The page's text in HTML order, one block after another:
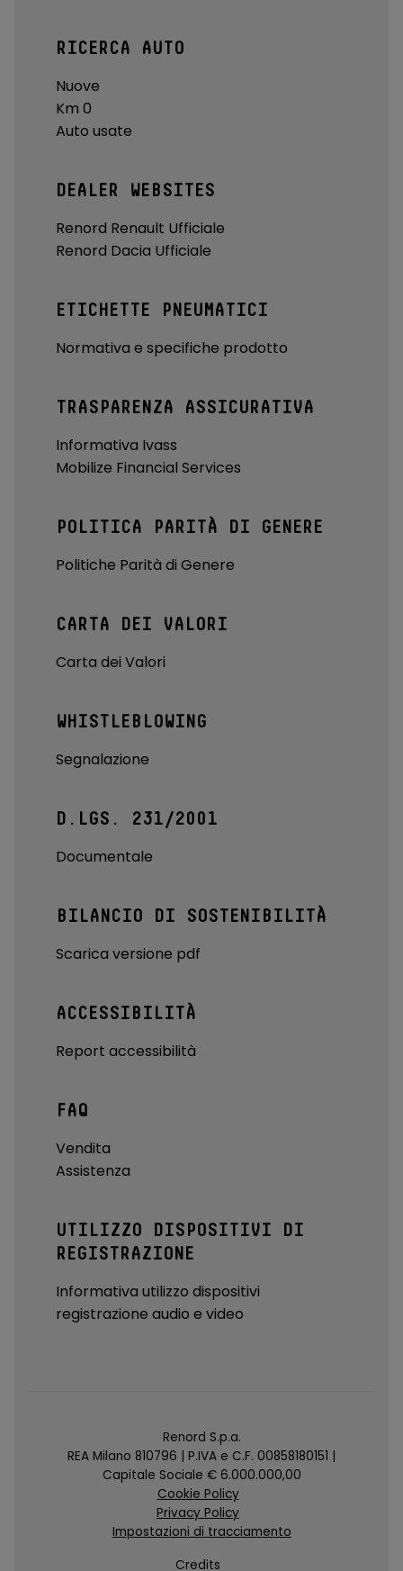
RICERCA AUTO
Nuove
Km 0
Auto usate
DEALER WEBSITES
Renord Renault Ufficiale
Renord Dacia Ufficiale
ETICHETTE PNEUMATICI
Normativa e specifiche prodotto
TRASPARENZA ASSICURATIVA
Informativa Ivass
Mobilize Financial Services
POLITICA PARITÀ DI GENERE
Politiche Parità di Genere
CARTA DEI VALORI
Carta dei Valori
WHISTLEBLOWING
Segnalazione
D.LGS. 231/2001
Documentale
BILANCIO DI SOSTENIBILITÀ
Scarica versione pdf
ACCESSIBILITÀ
Report accessibilità
FAQ
Vendita
Assistenza
UTILIZZO DISPOSITIVI DI
REGISTRAZIONE
Informativa utilizzo dispositivi
registrazione audio e video
Renord S.p.a.
REA Milano 810796 | P.IVA e C.F. 00858180151 |
Capitale Sociale € 6.000.000,00
Cookie Policy
Privacy Policy
Impostazioni di tracciamento
Credits